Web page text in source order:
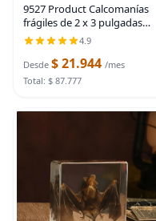
9527 Product Calcomanías
frágiles de 2 x 3 pulgadas
para envío, 500
etiquetas/rollo fácil de rasgar,
adhesivo permanente, con
advertencia de
4.9
Desde $ 21.944 /mes
Total: $ 87.777